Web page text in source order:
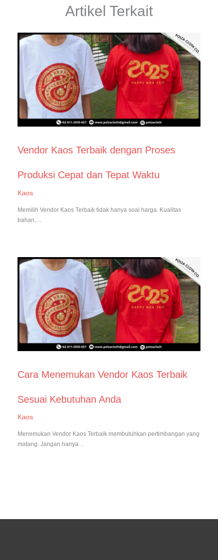
Artikel Terkait
Vendor Kaos Terbaik dengan Proses
Produksi Cepat dan Tepat Waktu
Kaos
Memilih Vendor Kaos Terbaik tidak hanya soal harga. Kualitas
bahan,…
Cara Menemukan Vendor Kaos Terbaik
Sesuai Kebutuhan Anda
Kaos
Menemukan Vendor Kaos Terbaik membutuhkan pertimbangan yang
matang. Jangan hanya…